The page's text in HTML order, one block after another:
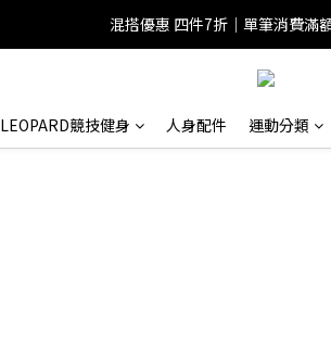
混搭優惠 四件7折｜單筆消費滿
LEOPARD競技健身 人身配件 運動分類